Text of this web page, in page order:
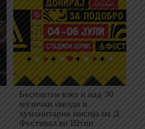
Бесплатен влез и над 30
музички ѕвезди и
хуманитарна мисија на Д
Фестивал во Штип